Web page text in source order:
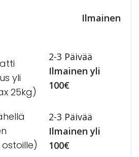
Ilmainen
yli
25kg)
2-3 Päivää
Ilmainen yli
100€
ostoille)
2-3 Päivää
Ilmainen yli
100€